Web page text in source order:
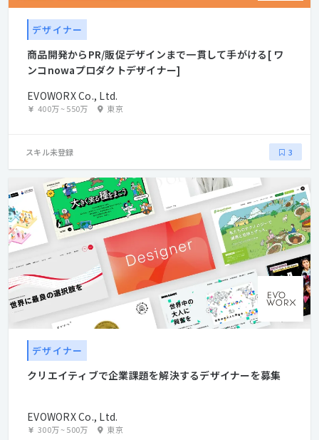
デザイナー
商品開発からPR/販促デザインまで一貫して手がける[ ワ
ンコnowaプロダクトデザイナー]
EVOWORX Co., Ltd.
400万~550万 東京
スキル未登録 3
デザイナー
クリエイティブで企業課題を解決するデザイナーを募集
EVOWORX Co., Ltd.
300万~500万 東京